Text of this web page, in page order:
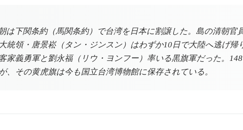
は下関条約（馬関条約）で台湾を日本に割譲した。島の清朝
統領・唐景崧（タン・ジンスン）はわずか10日で大陸へ逃げ
家義勇軍と劉永福（リウ・ヨンフー）率いる黒旗軍だった。
、その黄虎旗は今も国立台湾博物館に保存されている。